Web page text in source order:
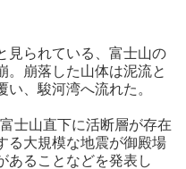
見られている、富士山の
。崩落した山体は泥流と
、駿河湾へ流れた。
士山直下に活断層が存在
る大規模な地震が御殿場
あることなどを発表し